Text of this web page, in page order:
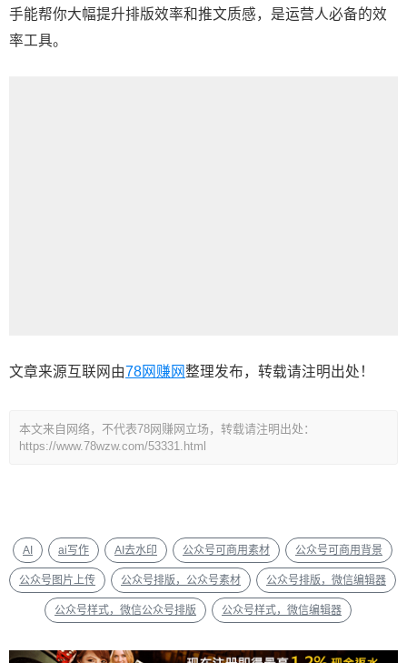
手能帮你大幅提升排版效率和推文质感，是运营人必备的效
率工具。
文章来源互联网由78网赚网整理发布，转载请注明出处！
本文来自网络，不代表78网赚网立场，转载请注明出处：
https://www.78wzw.com/53331.html
AI ai写作 AI去水印 公众号可商用素材 公众号可商用背景
公众号图片上传 公众号排版，公众号素材 公众号排版，微信编辑器
公众号样式，微信公众号排版 公众号样式，微信编辑器